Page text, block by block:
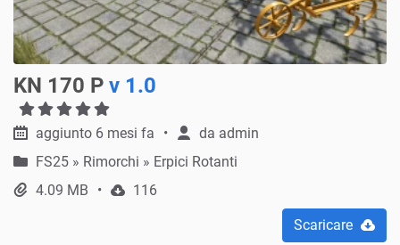
KN 170 P v 1.0
aggiunto 6 mesi fa da admin
FS25 » Rimorchi » Erpici Rotanti
4.09 MB
116
Scaricare